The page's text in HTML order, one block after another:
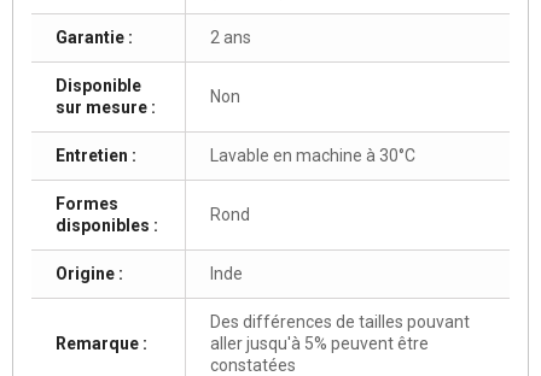
Garantie : 2 ans
Disponible
sur mesure :
Non
Entretien : Lavable en machine à 30°C
Formes
disponibles :
Rond
Origine : Inde
Remarque :
Des différences de tailles pouvant
aller jusqu'à 5% peuvent être
constatées